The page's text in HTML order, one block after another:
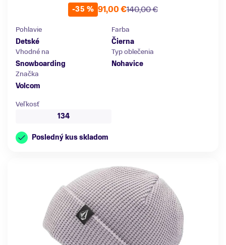
-35 %
140,00 €
91,00 €
Pohlavie
Detské
Farba
Čierna
Vhodné na
Snowboarding
Typ oblečenia
Nohavice
Značka
Volcom
Veľkosť
134
Posledný kus skladom